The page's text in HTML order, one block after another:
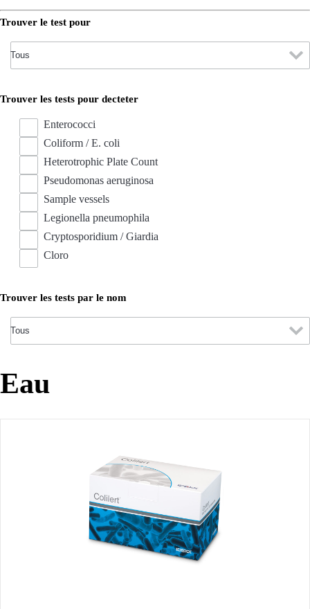
Trouver le test pour
Trouver les tests pour decteter
Enterococci
Coliform / E. coli
Heterotrophic Plate Count
Pseudomonas aeruginosa
Sample vessels
Legionella pneumophila
Cryptosporidium / Giardia
Cloro
Trouver les tests par le nom
Eau